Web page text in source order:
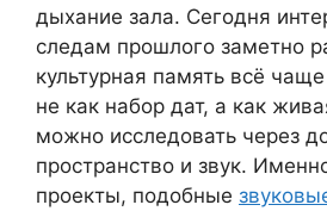
дыхание зала. Сегодня
следам прошлого заметно
культурная память всё
не как набор дат, а как
можно исследовать через
пространство и звук.
проекты, подобные